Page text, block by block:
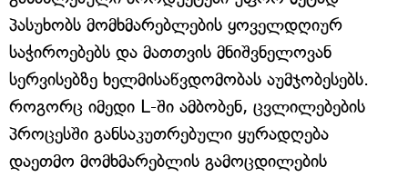
პასუხობს მომხმარებლების ყოველდღიურ
საჭიროებებს და მათთვის მნიშვნელოვან
სერვისებზე ხელმისაწვდომობას აუმჯობესებს.
როგორც იმედი L-ში ამბობენ, ცვლილებების
პროცესში განსაკუთრებული ყურადღება
დაეთმო მომხმარებლის გამოცდილების